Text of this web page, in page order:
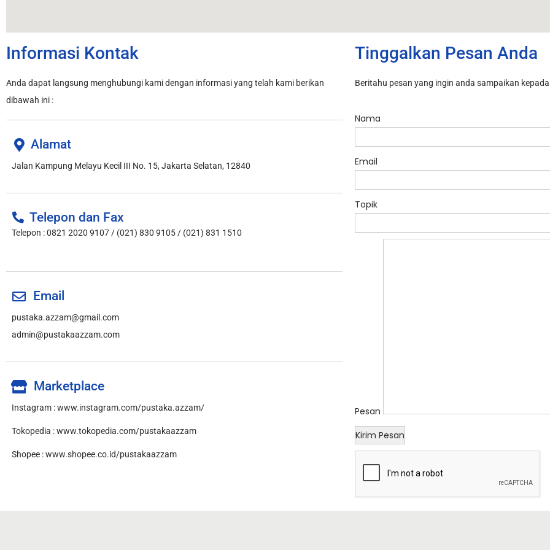
Informasi Kontak
Anda dapat langsung menghubungi kami dengan informasi yang telah kami berikan
dibawah ini :
Alamat
Jalan Kampung Melayu Kecil III No. 15, Jakarta Selatan, 12840
Telepon dan Fax
Telepon : 0821 2020 9107 / (021) 830 9105 / (021) 831 1510
Email
pustaka.azzam@gmail.com
admin@pustakaazzam.com
Marketplace
Instagram :www.instagram.com/pustaka.azzam/
Tokopedia :www.tokopedia.com/pustakaazzam
Shopee :www.shopee.co.id/pustakaazzam
Tinggalkan Pesan Anda
Beritahu pesan yang ingin anda sampaikan
Nama
Email
Topik
Pesan